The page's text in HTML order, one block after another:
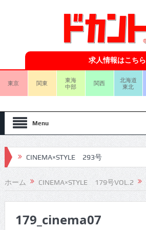
求人情報はこちら
東京 関東
東海
中部
関西
北海道
東北
Menu
CINEMA×STYLE 293号
CINEMA×STYLE 292号
CINEMA×STYLE 291号
CINEMA×STYLE 290号
ホーム CINEMA×STYLE 179号VOL.2
179_cinema07